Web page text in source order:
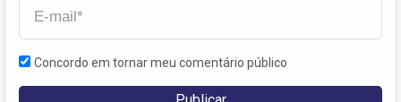
Concordo em tornar meu comentário público